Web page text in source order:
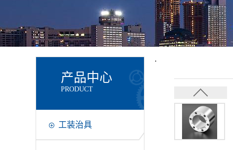
·
产品中心
PRODUCT
工装治具